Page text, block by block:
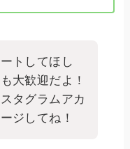
トしてほし
大歓迎だよ！
タグラムアカ
ジしてね！